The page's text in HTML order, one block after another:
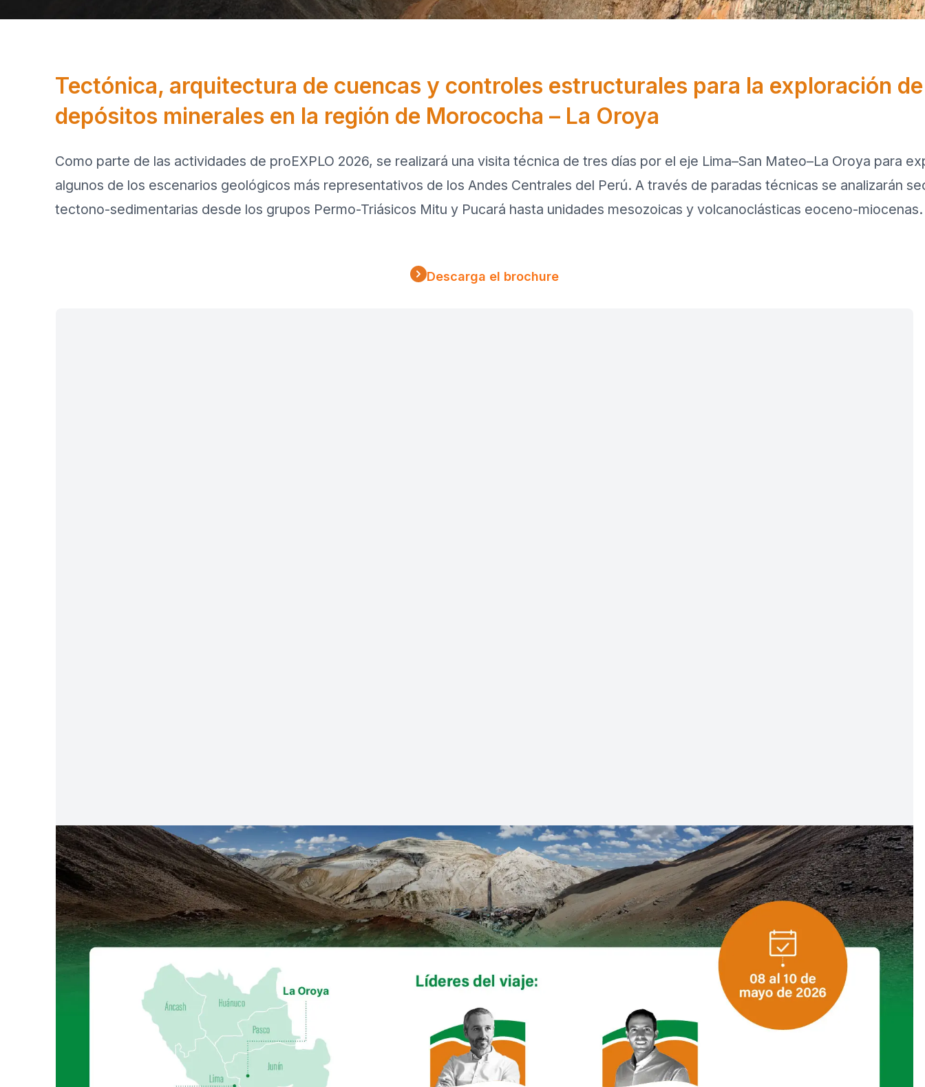
▼
Tectónica, arquitectura de cuencas y controles estructurales para la exploración de
depósitos minerales en la región de Morococha – La Oroya
Como parte de las actividades de proEXPLO 2026, se realizará una visita técnica de tres días por el eje Lima–San Mateo–La Oroya para
algunos de los escenarios geológicos más representativos de los Andes Centrales del Perú. A través de paradas técnicas se analizarán
tectono-sedimentarias desde los grupos Permo-Triásicos Mitu y Pucará hasta unidades mesozoicas y volcanoclásticas eoceno-miocenas.
Descarga el brochure